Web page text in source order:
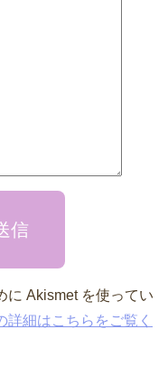
信
に Akismet を使ってい
詳細はこちらをご覧く